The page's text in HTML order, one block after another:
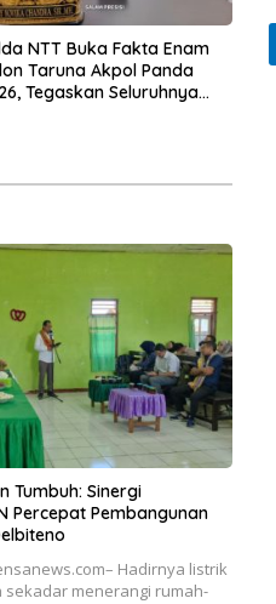
NTT Buka Fakta Enam
Taruna Akpol Panda
Tegaskan Seluruhnya
Tumbuh: Sinergi
Percepat Pembangunan
Hadirnya listrik
menerangi rumah-